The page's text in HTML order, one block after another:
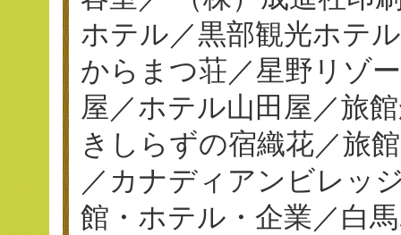
ホテル／黒部観光ホテ
からまつ荘／星野リゾ
屋／ホテル山田屋／旅
きしらずの宿織花／旅
／カナディアンビレッ
館・ホテル・企業／白